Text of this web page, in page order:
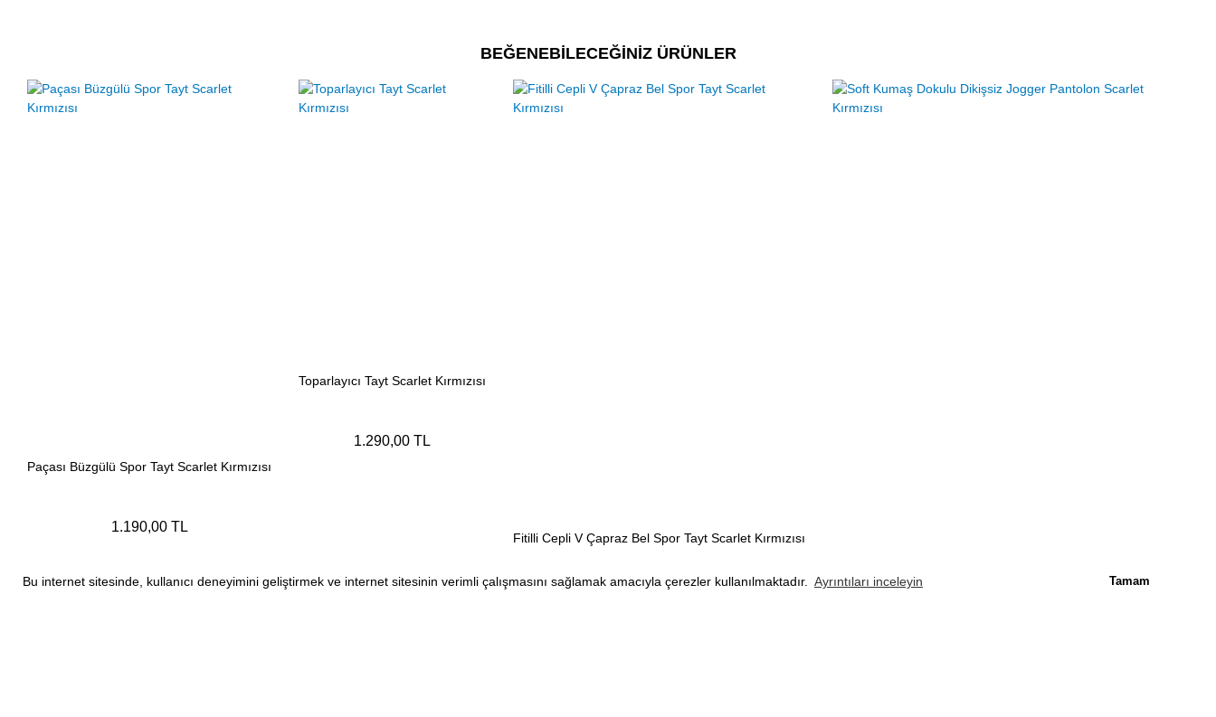
Bu internet sitesinde, kullanıcı deneyimini geliştirmek ve internet sitesinin verimli çalışmasını sağlamak amacıyla çerezler kullanılmaktadır. Ayrıntıları inceleyin Tamam
BEĞENEBİLECEĞİNİZ ÜRÜNLER
Paçası Büzgülü Spor Tayt Scarlet Kırmızısı
1.190,00 TL
Toparlayıcı Tayt Scarlet Kırmızısı
1.290,00 TL
Fitilli Cepli V Çapraz Bel Spor Tayt Scarlet Kırmızısı